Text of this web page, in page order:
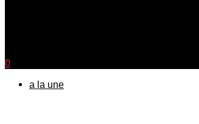
0
a la une